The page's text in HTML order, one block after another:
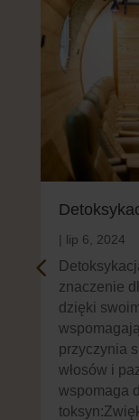
| lip 6, 2024
znaczenie
dzięki
przyczynia
włosów i
wspomaga